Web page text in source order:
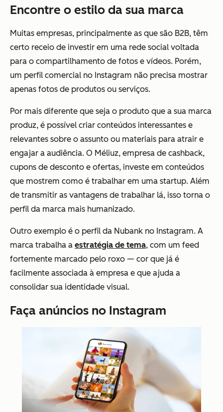
Encontre o estilo da sua marca
Muitas empresas, principalmente as que são B2B, têm
certo receio de investir em uma rede social voltada
para o compartilhamento de fotos e vídeos. Porém,
um perfil comercial no Instagram não precisa mostrar
apenas fotos de produtos ou serviços.
Por mais diferente que seja o produto que a sua marca
produz, é possível criar conteúdos interessantes e
relevantes sobre o assunto ou materiais para atrair e
engajar a audiência. O Méliuz, empresa de cashback,
cupons de desconto e ofertas, investe em conteúdos
que mostrem como é trabalhar em uma startup. Além
de transmitir as vantagens de trabalhar lá, isso torna o
perfil da marca mais humanizado.
Outro exemplo é o perfil da Nubank no Instagram. A
marca trabalha a estratégia de tema, com um feed
fortemente marcado pelo roxo — cor que já é
facilmente associada à empresa e que ajuda a
consolidar sua identidade visual.
Faça anúncios no Instagram